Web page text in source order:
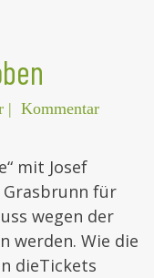
| Kommentar
mit Josef
für
wegen der
werden. Wie die
dieTickets